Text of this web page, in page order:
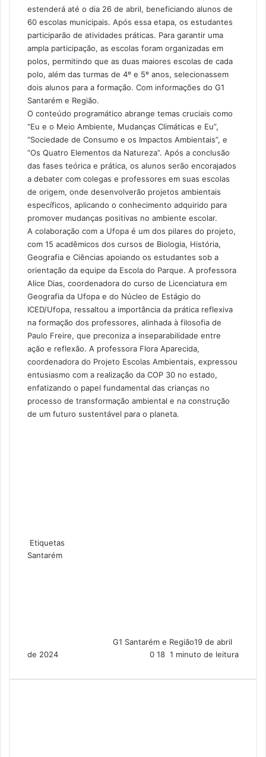
estenderá até o dia 26 de abril, beneficiando alunos de
60 escolas municipais. Após essa etapa, os estudantes
participarão de atividades práticas. Para garantir uma
ampla participação, as escolas foram organizadas em
polos, permitindo que as duas maiores escolas de cada
polo, além das turmas de 4º e 5º anos, selecionassem
dois alunos para a formação. Com informações do G1
Santarém e Região.
O conteúdo programático abrange temas cruciais como
“Eu e o Meio Ambiente, Mudanças Climáticas e Eu”,
“Sociedade de Consumo e os Impactos Ambientais”, e
“Os Quatro Elementos da Natureza”. Após a conclusão
das fases teórica e prática, os alunos serão encorajados
a debater com colegas e professores em suas escolas
de origem, onde desenvolverão projetos ambientais
específicos, aplicando o conhecimento adquirido para
promover mudanças positivas no ambiente escolar.
A colaboração com a Ufopa é um dos pilares do projeto,
com 15 acadêmicos dos cursos de Biologia, História,
Geografia e Ciências apoiando os estudantes sob a
orientação da equipe da Escola do Parque. A professora
Alice Dias, coordenadora do curso de Licenciatura em
Geografia da Ufopa e do Núcleo de Estágio do
ICED/Ufopa, ressaltou a importância da prática reflexiva
na formação dos professores, alinhada à filosofia de
Paulo Freire, que preconiza a inseparabilidade entre
ação e reflexão. A professora Flora Aparecida,
coordenadora do Projeto Escolas Ambientais, expressou
entusiasmo com a realização da COP 30 no estado,
enfatizando o papel fundamental das crianças no
processo de transformação ambiental e na construção
de um futuro sustentável para o planeta.
Etiquetas
Santarém
G1 Santarém e Região19 de abril
de 2024
0 18 1 minuto de leitura